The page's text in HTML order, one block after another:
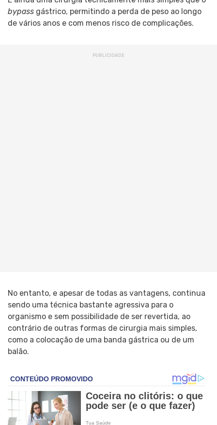
bypass gástrico, permitindo a perda de peso ao longo
de vários anos e com menos risco de complicações.
No entanto, e apesar de todas as vantagens, continua
sendo uma técnica bastante agressiva para o
organismo e sem possibilidade de ser revertida, ao
contrário de outras formas de cirurgia mais simples,
como a colocação de uma banda gástrica ou de um
balão.